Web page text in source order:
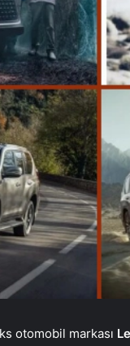
otomobil markası